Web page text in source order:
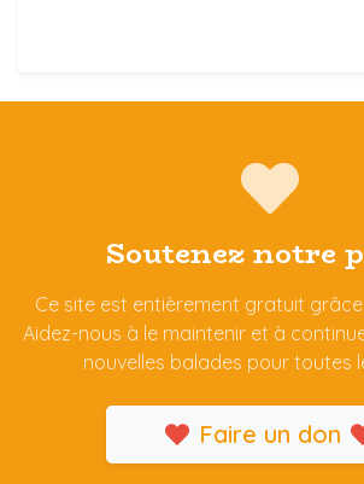
Soutenez notre
Ce site est entièrement gratuit
Aidez-nous à le maintenir et à
nouvelles balades pour toutes
Faire un don